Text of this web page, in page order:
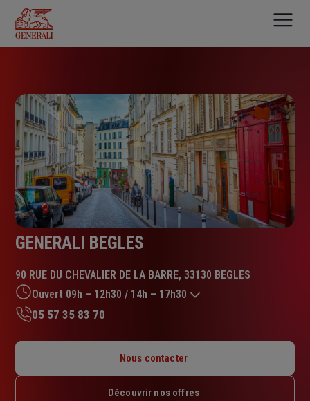
contenu
principal
GENERALI BEGLES
90 RUE DU CHEVALIER DE LA BARRE, 33130 BEGLES
Ouvert 09h – 12h30 / 14h – 17h30
Mardi : 09h – 12h30 / 14h – 17h30
Jeudi : 09h – 12h30 / 14h – 17h30
05 57 35 83 70
Nous contacter
Découvrir nos offres